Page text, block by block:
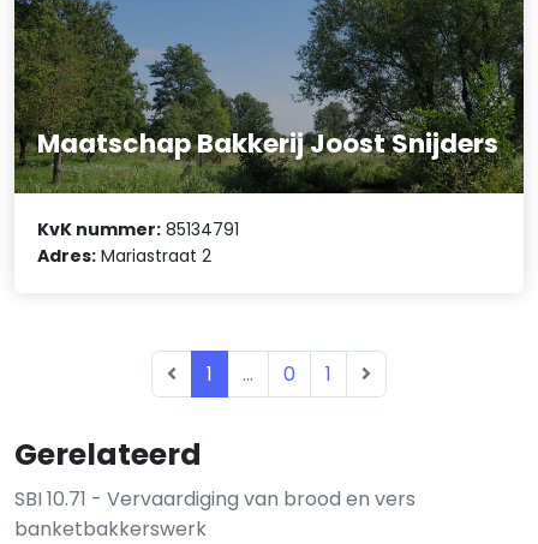
Gerelateerd
SBI 10.71 - Vervaardiging van brood en vers
banketbakkerswerk
Maatschap Bakkerij Joost Snijders
KvK nummer: 85134791
Adres: Mariastraat 2
1 ... 0 1